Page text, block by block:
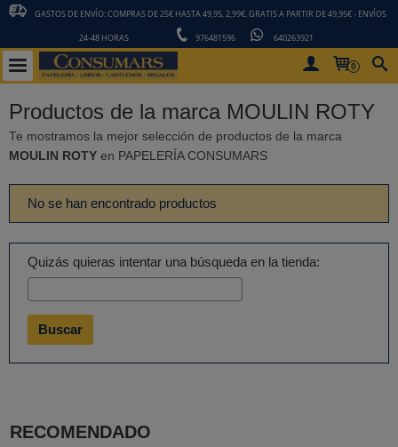
GASTOS DE ENVÍO: COMPRAS DE 25€ HASTA 49,95, 2,99€. GRATIS A PARTIR DE 49,95€ - ENVÍOS
24-48 HORAS 976481596 640263921
0
RECOMENDADO
Productos de la marca MOULIN ROTY
Te mostramos la mejor selección de productos de la marca
MOULIN ROTY en PAPELERÍA CONSUMARS
No se han encontrado productos
Quizás quieras intentar una búsqueda en la tienda: